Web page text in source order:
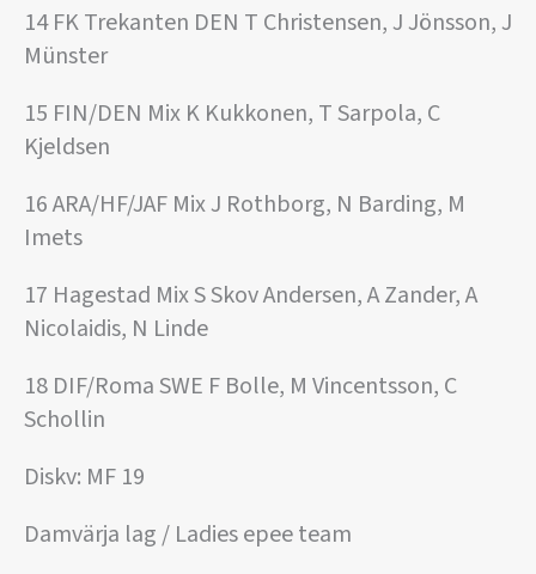
14 FK Trekanten DEN T Christensen, J Jönsson, J
Münster
15 FIN/DEN Mix K Kukkonen, T Sarpola, C
Kjeldsen
16 ARA/HF/JAF Mix J Rothborg, N Barding, M
Imets
17 Hagestad Mix S Skov Andersen, A Zander, A
Nicolaidis, N Linde
18 DIF/Roma SWE F Bolle, M Vincentsson, C
Schollin
Diskv: MF 19
Damvärja lag / Ladies epee team